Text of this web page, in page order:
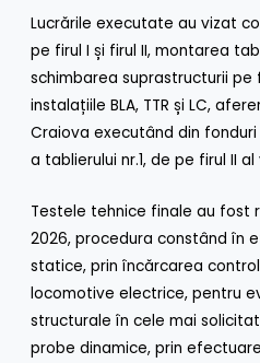
Lucrările executate au vizat
pe firul I și firul II, montarea
schimbarea suprastructurii pe
instalațiile BLA, TTR și LC,
Craiova executând din
a tablierului nr.1, de pe firul II
Testele tehnice finale au fost
2026, procedura constând în
statice, prin încărcarea
locomotive electrice, pentru
structurale în cele mai
probe dinamice, prin